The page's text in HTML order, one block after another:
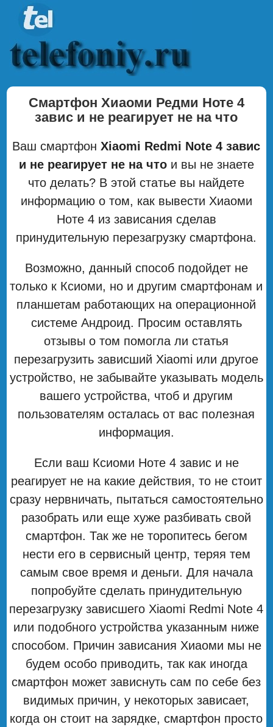
Смартфон Хиаоми Редми Ноте 4
завис и не реагирует не на что
Ваш смартфонXiaomi Redmi Note 4 завис
и не реагирует не на чтои вы не знаете
что делать? В этой статье вы найдете
информацию о том, как вывести Хиаоми
Ноте 4 из зависания сделав
принудительную перезагрузку смартфона.
Возможно, данный способ подойдет не
только к Ксиоми, но и другим смартфонам и
планшетам работающих на операционной
системе Андроид. Просим оставлять
отзывы о том помогла ли статья
перезагрузить зависший Xiaomi или другое
устройство, не забывайте указывать модель
вашего устройства, чтоб и другим
пользователям осталась от вас полезная
информация.
Если ваш Ксиоми Ноте 4 завис и не
реагирует не на какие действия, то не стоит
сразу нервничать, пытаться самостоятельно
разобрать или еще хуже разбивать свой
смартфон. Так же не торопитесь бегом
нести его в сервисный центр, теряя тем
самым свое время и деньги. Для начала
попробуйте сделать принудительную
перезагрузку зависшего Xiaomi Redmi Note 4
или подобного устройства указанным ниже
способом. Причин зависания Хиаоми мы не
будем особо приводить, так как иногда
смартфон может зависнуть сам по себе без
видимых причин, у некоторых зависает,
когда он стоит на зарядке, смартфон просто